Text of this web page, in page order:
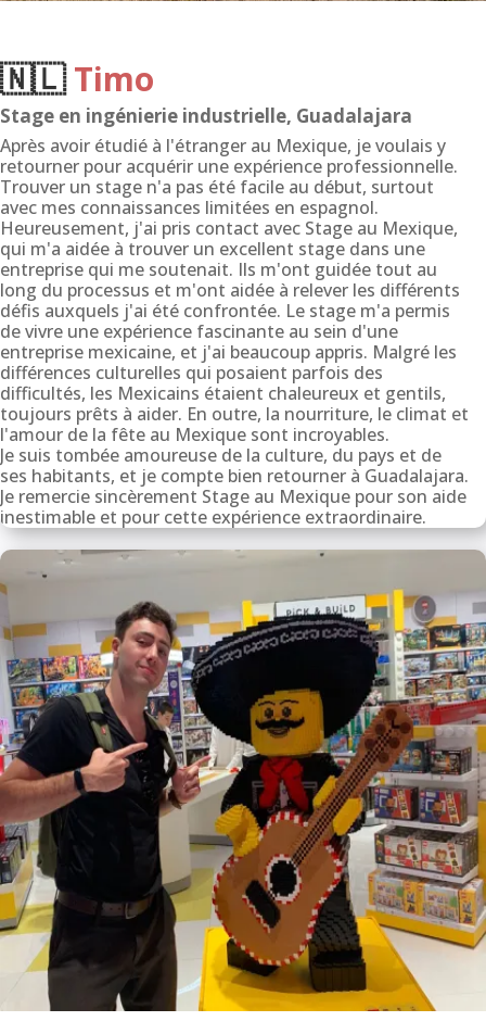
🇳🇱Timo
Stage en ingénierie industrielle, Guadalajara
Après avoir étudié à l'étranger au Mexique, je voulais y
retourner pour acquérir une expérience professionnelle.
Trouver un stage n'a pas été facile au début, surtout
avec mes connaissances limitées en espagnol.
Heureusement, j'ai pris contact avec Stage au Mexique,
qui m'a aidée à trouver un excellent stage dans une
entreprise qui me soutenait. Ils m'ont guidée tout au
long du processus et m'ont aidée à relever les différents
défis auxquels j'ai été confrontée. Le stage m'a permis
de vivre une expérience fascinante au sein d'une
entreprise mexicaine, et j'ai beaucoup appris. Malgré les
différences culturelles qui posaient parfois des
difficultés, les Mexicains étaient chaleureux et gentils,
toujours prêts à aider. En outre, la nourriture, le climat et
l'amour de la fête au Mexique sont incroyables.
Je suis tombée amoureuse de la culture, du pays et de
ses habitants, et je compte bien retourner à Guadalajara.
Je remercie sincèrement Stage au Mexique pour son aide
inestimable et pour cette expérience extraordinaire.